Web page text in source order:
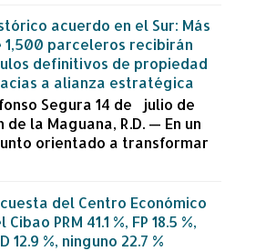
acuerdo en el Sur: Más
1,500 parceleros recibirán
definitivos de propiedad
a alianza estratégica
Segura 14 de julio de
de la Maguana, R.D. — En un
orientado a transformar
del Centro Económico
Cibao PRM 41.1 %, FP 18.5 %,
12.9 %, ninguno 22.7 %